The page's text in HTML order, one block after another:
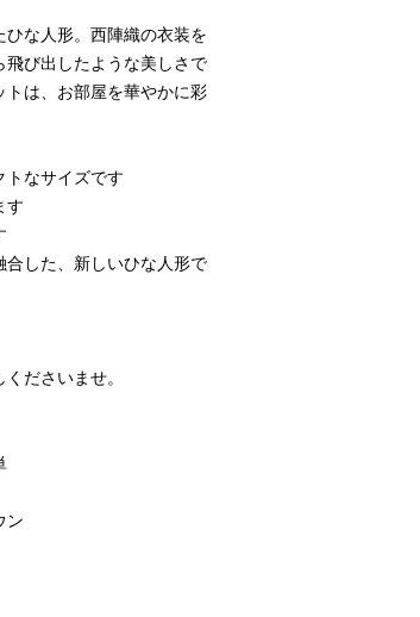
な人形。西陣織の衣装を
び出したような美しさで
は、お部屋を華やかに彩
なサイズです
す
した、新しいひな人形で
ださいませ。
ン